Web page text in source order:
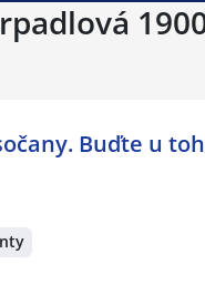
Buďte u